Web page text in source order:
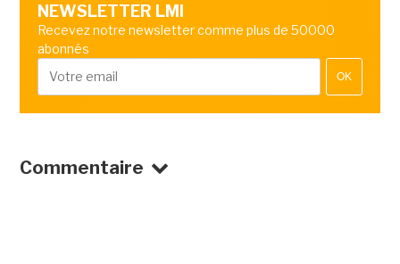
NEWSLETTER LMI
Recevez notre newsletter comme plus de 50000
abonnés
OK
Commentaire